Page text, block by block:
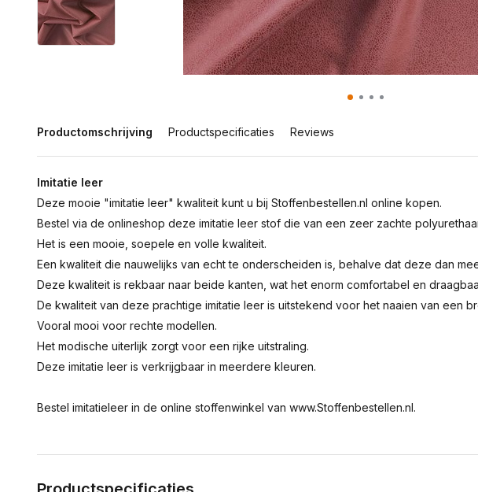
Productomschrijving Productspecificaties Reviews
Imitatie leer
Deze mooie "imitatie leer" kwaliteit kunt u bij Stoffenbestellen.nl online kopen.
Bestel via de onlineshop deze imitatie leer stof die van een zeer zachte
Het is een mooie, soepele en volle kwaliteit.
Een kwaliteit die nauwelijks van echt te onderscheiden is, behalve dat deze dan
Deze kwaliteit is rekbaar naar beide kanten, wat het enorm comfortabel en
De kwaliteit van deze prachtige imitatie leer is uitstekend voor het naaien van een
Vooral mooi voor rechte modellen.
Het modische uiterlijk zorgt voor een rijke uitstraling.
Deze imitatie leer is verkrijgbaar in meerdere kleuren.
Bestel imitatieleer in de online stoffenwinkel van www.Stoffenbestellen.nl.